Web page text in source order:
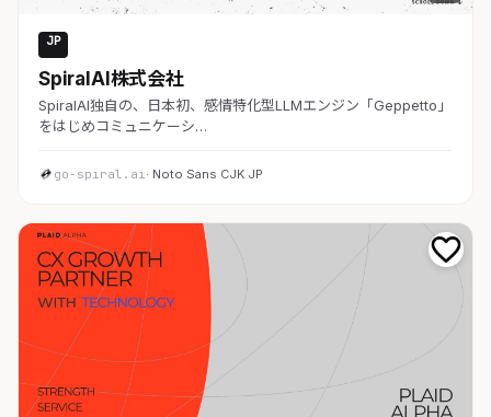
JP
SpiralAI株式会社
SpiralAI独自の、日本初、感情特化型LLMエンジン「Geppetto」
をはじめコミュニケーシ…
go-spiral.ai· Noto Sans CJK JP